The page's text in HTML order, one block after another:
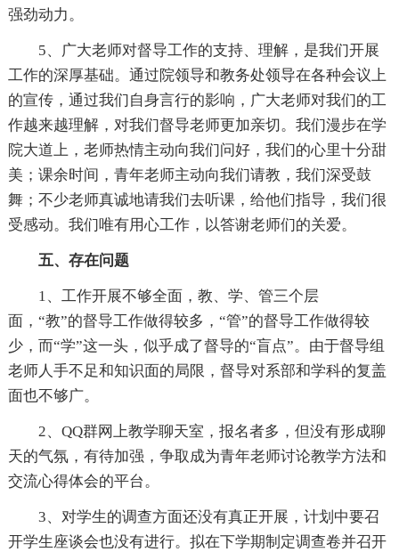
强劲动力。
5、广大老师对督导工作的支持、理解，是我们开展
工作的深厚基础。通过院领导和教务处领导在各种会议上
的宣传，通过我们自身言行的影响，广大老师对我们的工
作越来越理解，对我们督导老师更加亲切。我们漫步在学
院大道上，老师热情主动向我们问好，我们的心里十分甜
美；课余时间，青年老师主动向我们请教，我们深受鼓
舞；不少老师真诚地请我们去听课，给他们指导，我们很
受感动。我们唯有用心工作，以答谢老师们的关爱。
五、存在问题
1、工作开展不够全面，教、学、管三个层
面，“教”的督导工作做得较多，“管”的督导工作做得较
少，而“学”这一头，似乎成了督导的“盲点”。由于督导组
老师人手不足和知识面的局限，督导对系部和学科的复盖
面也不够广。
2、QQ群网上教学聊天室，报名者多，但没有形成聊
天的气氛，有待加强，争取成为青年老师讨论教学方法和
交流心得体会的平台。
3、对学生的调查方面还没有真正开展，计划中要召
开学生座谈会也没有进行。拟在下学期制定调查卷并召开